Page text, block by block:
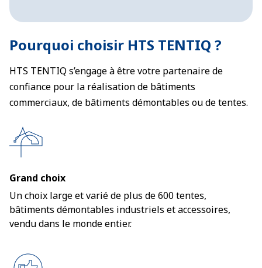
Pourquoi choisir HTS TENTIQ ?
HTS TENTIQ s’engage à être votre partenaire de
confiance pour la réalisation de bâtiments
commerciaux, de bâtiments démontables ou de tentes.
Grand choix
Un choix large et varié de plus de 600 tentes,
bâtiments démontables industriels et accessoires,
vendu dans le monde entier.